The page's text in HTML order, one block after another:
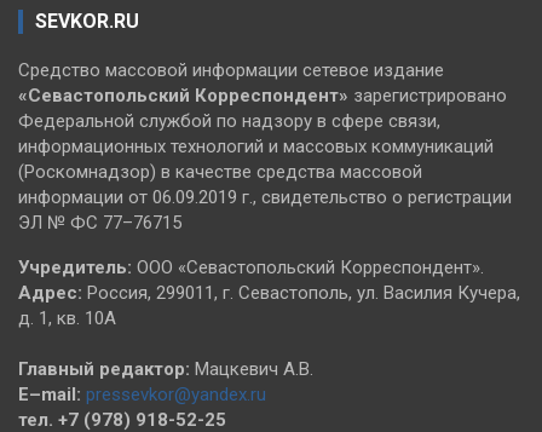
SEVKOR.RU
Средство массовой информации сетевое издание
«Севастопольский Корреспондент» зарегистрировано
Федеральной службой по надзору в сфере связи,
информационных технологий и массовых коммуникаций
(Роскомнадзор) в качестве средства массовой
информации от 06.09.2019 г., свидетельство о регистрации
ЭЛ № ФС 77–76715
Учредитель: ООО «Севастопольский Корреспондент».
Адрес: Россия, 299011, г. Севастополь, ул. Василия Кучера,
д. 1, кв. 10А
Главный редактор: Мацкевич А.В.
E–mail: pressevkor@yandex.ru
тел. +7 (978) 918-52-25